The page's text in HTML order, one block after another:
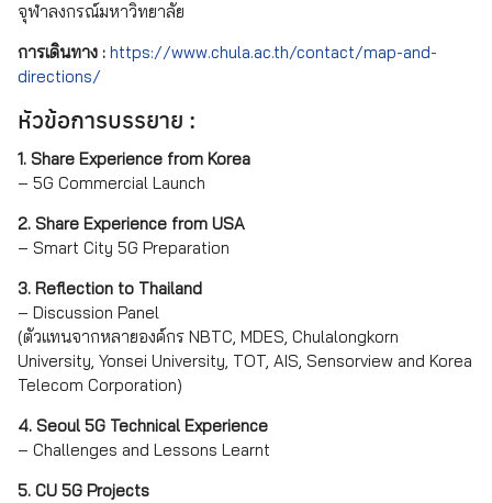
จุฬาลงกรณ์มหาวิทยาลัย
การเดินทาง : https://www.chula.ac.th/contact/map-and-
directions/
หัวข้อการบรรยาย :
1. Share Experience from Korea
– 5G Commercial Launch
2. Share Experience from USA
– Smart City 5G Preparation
3. Reflection to Thailand
– Discussion Panel
(ตัวแทนจากหลายองค์กร NBTC, MDES, Chulalongkorn
University, Yonsei University, TOT, AIS, Sensorview and Korea
Telecom Corporation)
4. Seoul 5G Technical Experience
– Challenges and Lessons Learnt
5. CU 5G Projects